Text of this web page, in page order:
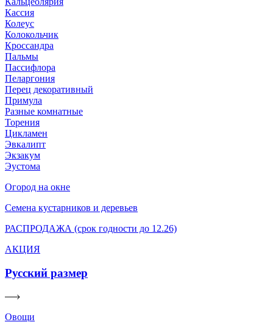
Кассия
Колеус
Колокольчик
Кроссандра
Пальмы
Пассифлора
Пеларгония
Перец декоративный
Примула
Разные комнатные
Торения
Цикламен
Эвкалипт
Экзакум
Эустома
Огород на окне
Семена кустарников и деревьев
РАСПРОДАЖА (срок годности до 12.26)
АКЦИЯ
Русский размер
Овощи